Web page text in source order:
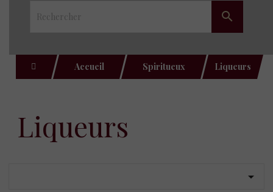

Accueil Spiritueux Liqueurs
liqueurs
